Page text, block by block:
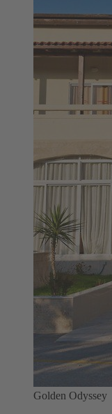
Golden Odyssey